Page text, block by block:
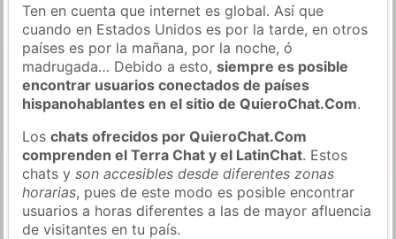
Ten en cuenta que internet es global. Así que
cuando en Estados Unidos es por la tarde, en otros
países es por la mañana, por la noche, ó
madrugada… Debido a esto,siempre es posible
encontrar usuarios conectados de países
hispanohablantes en el sitio de QuieroChat.Com.
Loschats ofrecidos por QuieroChat.Com
comprenden el Terra Chat y el LatinChat. Estos
chats yson accesibles desde diferentes zonas
horarias, pues de este modo es posible encontrar
usuarios a horas diferentes a las de mayor afluencia
de visitantes en tu país.